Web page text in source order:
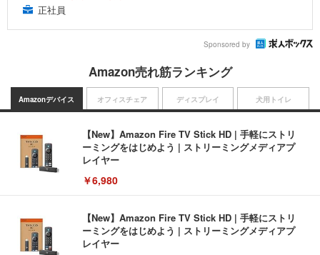
正社員
Sponsored by
Amazon売れ筋ランキング
Amazonデバイス
【New】Amazon Fire TV Stick HD | 手軽にストリ
ーミングをはじめよう | ストリーミングメディアプ
レイヤー
￥6,980
【New】Amazon Fire TV Stick HD | 手軽にストリ
ーミングをはじめよう | ストリーミングメディアプ
レイヤー
オフィスチェア ディスプレイ 犬用トイレ